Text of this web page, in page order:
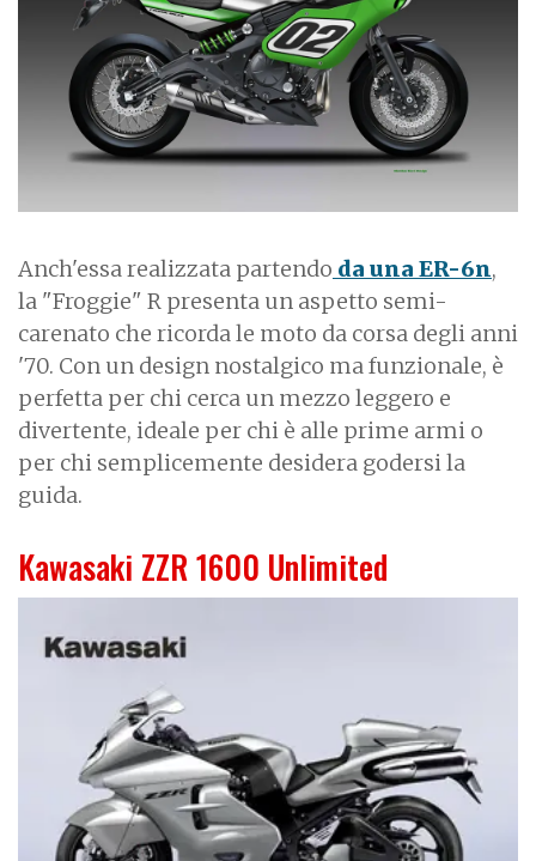
Anch'essa realizzata partendo da una ER-6n,
la "Froggie" R presenta un aspetto semi-
carenato che ricorda le moto da corsa degli anni
'70. Con un design nostalgico ma funzionale, è
perfetta per chi cerca un mezzo leggero e
divertente, ideale per chi è alle prime armi o
per chi semplicemente desidera godersi la
guida.
Kawasaki ZZR 1600 Unlimited